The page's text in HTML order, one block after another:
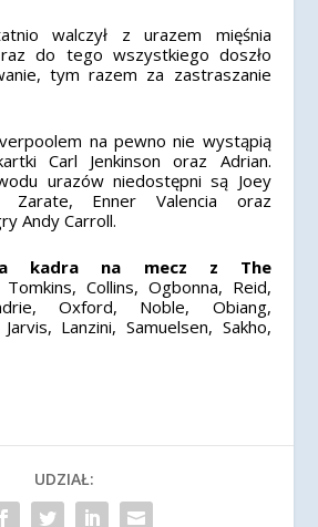
walczył z urazem mięśnia
do tego wszystkiego doszło
tym razem za zastraszanie
na pewno nie wystąpią
Carl Jenkinson oraz Adrian.
urazów niedostępni są Joey
Zarate, Enner Valencia oraz
Andy Carroll.
kadra na mecz z The
Tomkins, Collins, Ogbonna, Reid,
Oxford, Noble, Obiang,
Lanzini, Samuelsen, Sakho,
UDZIAŁ: